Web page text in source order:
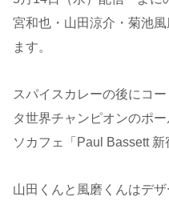
宮和也・山田涼介・菊池
ます。
スパイスカレーの後にコ
タ世界チャンピオンのポ
ソカフェ「Paul Bassett 新
山田くんと風磨くんはデ